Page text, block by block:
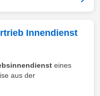
Innendienst
eines
aus der